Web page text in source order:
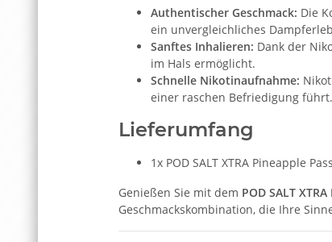
Authentischer Geschmack: Die
ein unvergleichliches
Sanftes Inhalieren: Dank der
im Hals ermöglicht.
Schnelle Nikotinaufnahme:
einer raschen Befriedigung führt.
Lieferumfang
1x POD SALT XTRA Pineapple
Genießen Sie mit dem POD SALT
Geschmackskombination, die Ihre